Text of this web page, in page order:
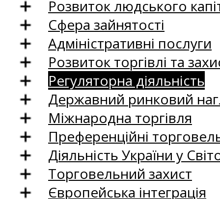
Розвиток людського
Сфера зайнятості
Адміністративні послуги
Розвиток торгівлі та
Регуляторна діяльність
Державний ринковий
Міжнародна торгівля
Преференційні
Діяльність України у
Торговельний захист
Європейська інтеграція